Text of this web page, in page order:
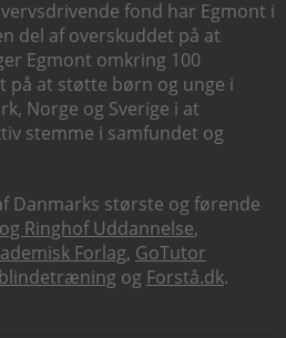
fond har Egmont i
del af overskuddet på at
Egmont omkring 100
på at støtte børn og unge i
Norge og Sverige i at
stemme i samfundet og
Danmarks største og førende
Ringhof Uddannelse,
Forlag, GoTutor
og Forstå.dk.